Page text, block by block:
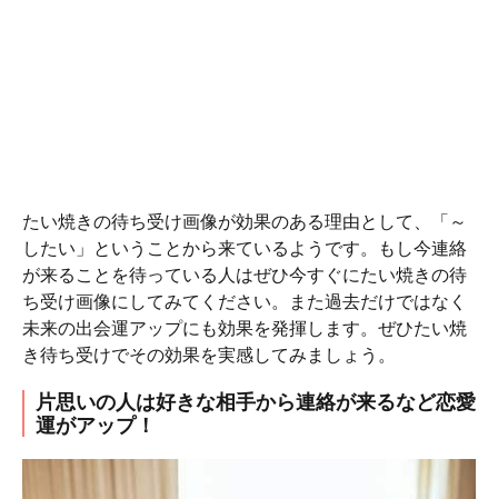
たい焼きの待ち受け画像が効果のある理由として、「～
したい」ということから来ているようです。もし今連絡
が来ることを待っている人はぜひ今すぐにたい焼きの待
ち受け画像にしてみてください。また過去だけではなく
未来の出会運アップにも効果を発揮します。ぜひたい焼
き待ち受けでその効果を実感してみましょう。
片思いの人は好きな相手から連絡が来るなど恋愛
運がアップ！